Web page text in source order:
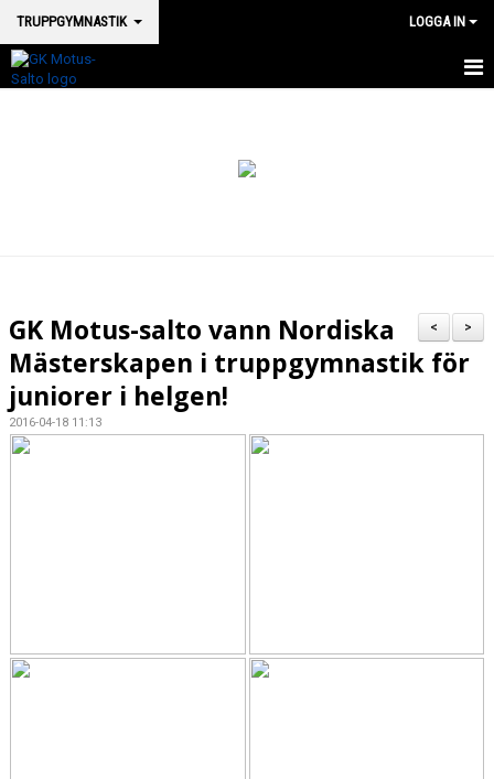
TRUPPGYMNASTIK LOGGA IN
>
<
GK Motus-salto vann Nordiska
Mästerskapen i truppgymnastik för
juniorer i helgen!
2016-04-18 11:13